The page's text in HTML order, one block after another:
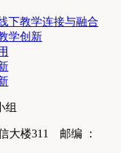
下教学连接与融合
学创新
组
大楼311 邮编 ：